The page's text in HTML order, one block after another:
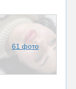
61 фото